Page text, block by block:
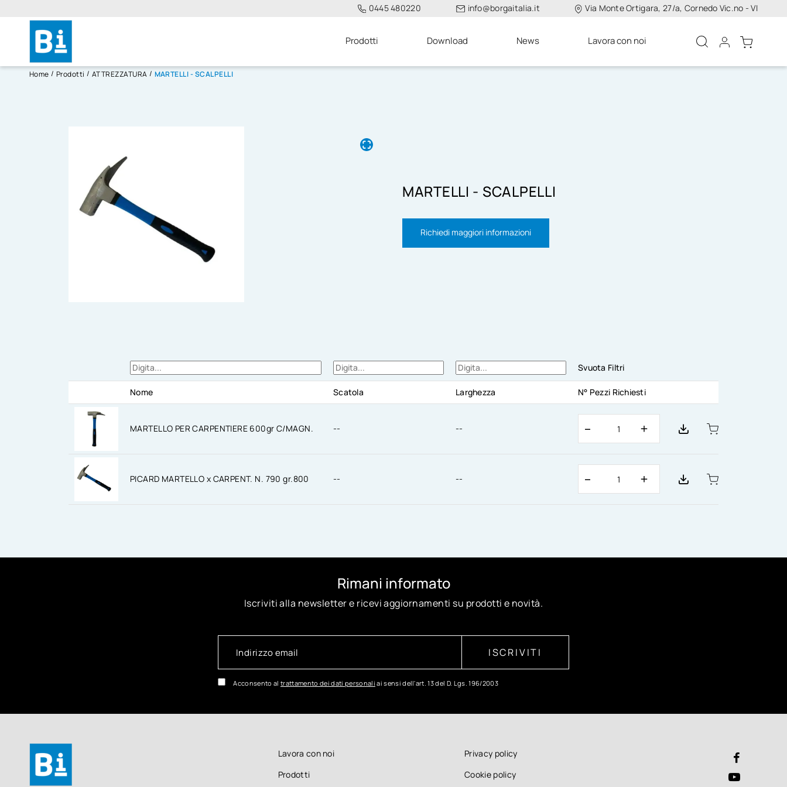
0445 480220 info@borgaitalia.it Via Monte Ortigara, 27/a, Cornedo Vic.no - VI
Prodotti Download News Lavora con noi
Home Prodotti ATTREZZATURA MARTELLI - SCALPELLI
MARTELLI - SCALPELLI
Richiedi maggiori informazioni
Svuota Filtri
Nome Scatola Larghezza N° Pezzi Richiesti
MARTELLO PER CARPENTIERE 600gr C/MAGN. -- --
PICARD MARTELLO x CARPENT. N. 790 gr.800 -- --
Rimani informato
Iscriviti alla newsletter e ricevi aggiornamenti su prodotti e novità.
ISCRIVITI
Acconsento al trattamento dei dati personali ai sensi dell'art. 13 del D. Lgs. 196/2003
Lavora con noi
Prodotti
Privacy policy
Cookie policy